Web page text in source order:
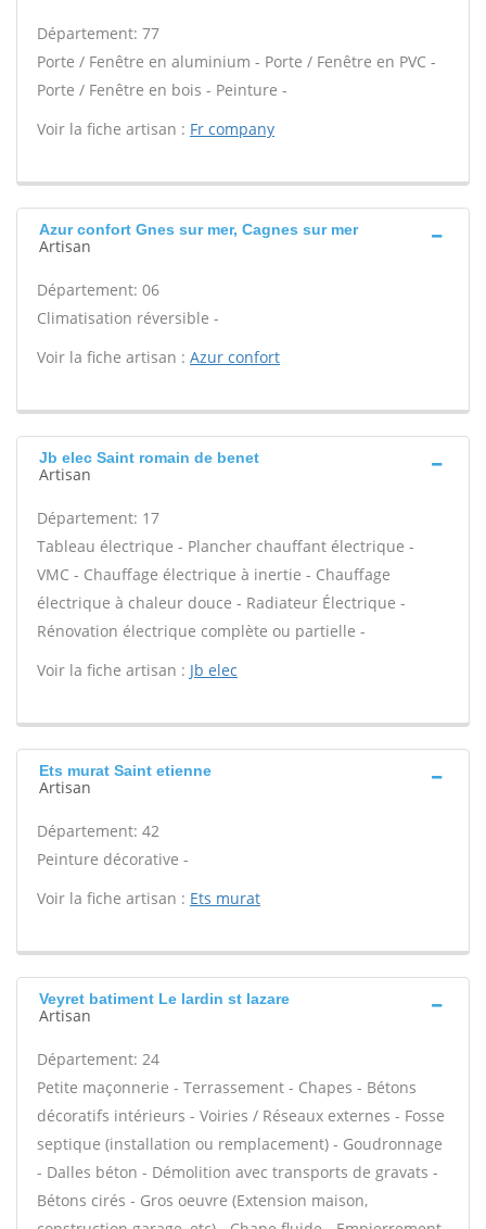
Département: 77
Porte / Fenêtre en aluminium - Porte / Fenêtre en PVC -
Porte / Fenêtre en bois - Peinture -
Voir la fiche artisan : Fr company
Azur confort Gnes sur mer, Cagnes sur mer
Artisan
Département: 06
Climatisation réversible -
Voir la fiche artisan : Azur confort
Jb elec Saint romain de benet
Artisan
Département: 17
Tableau électrique - Plancher chauffant électrique -
VMC - Chauffage électrique à inertie - Chauffage
électrique à chaleur douce - Radiateur Électrique -
Rénovation électrique complète ou partielle -
Voir la fiche artisan : Jb elec
Ets murat Saint etienne
Artisan
Département: 42
Peinture décorative -
Voir la fiche artisan : Ets murat
Veyret batiment Le lardin st lazare
Artisan
Département: 24
Petite maçonnerie - Terrassement - Chapes - Bétons
décoratifs intérieurs - Voiries / Réseaux externes - Fosse
septique (installation ou remplacement) - Goudronnage
- Dalles béton - Démolition avec transports de gravats -
Bétons cirés - Gros oeuvre (Extension maison,